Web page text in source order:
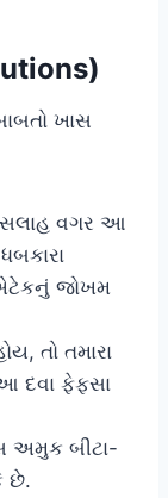
ખાસ
સલાહ વગર આ
જોખમ
તો તમારા
દવા ફેફસા
અમુક બીટા-
છે.